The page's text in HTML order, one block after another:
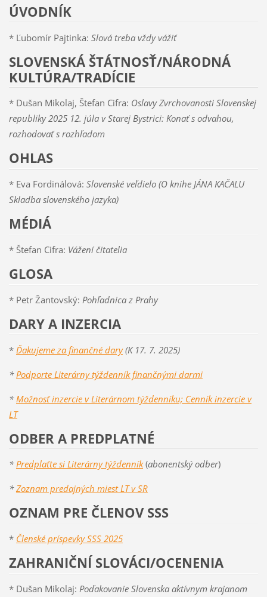
ÚVODNÍK
* Ľubomír Pajtinka: Slová treba vždy vážiť
SLOVENSKÁ ŠTÁTNOSŤ/NÁRODNÁ
KULTÚRA/TRADÍCIE
* Dušan Mikolaj, Štefan Cifra: Oslavy Zvrchovanosti Slovenskej
republiky 2025 12. júla v Starej Bystrici: Konať s odvahou,
rozhodovať s rozhľadom
OHLAS
* Eva Fordinálová: Slovenské veľdielo (O knihe JÁNA KAČALU
Skladba slovenského jazyka)
MÉDIÁ
* Štefan Cifra: Vážení čitatelia
GLOSA
* Petr Žantovský: Pohľadnica z Prahy
DARY A INZERCIA
* Ďakujeme za finančné dary(K 17. 7. 2025)
* Podporte Literárny týždenník finančnými darmi
* Možnosť inzercie v Literárnom týždenníku; Cenník inzercie v
LT
ODBER A PREDPLATNÉ
*Predplaťte si Literárny týždenník(abonentský odber)
*Zoznam predajných miest LT v SR
OZNAM PRE ČLENOV SSS
* Členské príspevky SSS 2025
ZAHRANIČNÍ SLOVÁCI/OCENENIA
* Dušan Mikolaj: Poďakovanie Slovenska aktívnym krajanom